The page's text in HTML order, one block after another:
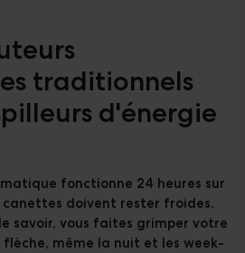
traditionnels
d'énergie
fonctionne 24 heures sur
canettes doivent rester froides.
savoir, vous faites grimper votre
même la nuit et les week-